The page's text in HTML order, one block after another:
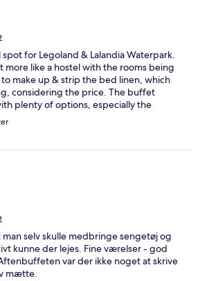
spot for Legoland & Lalandia Waterpark.
more like a hostel with the rooms being
make up & strip the bed linen, which
considering the price. The buffet
plenty of options, especially the
kids. It was also great to have fresh
us up for busy days. The buffet dinner
Overall it was an average hotel,
rating by its location next to
man selv skulle medbringe sengetøj og
kunne der lejes. Fine værelser - god
var der ikke noget at skrive
mætte.